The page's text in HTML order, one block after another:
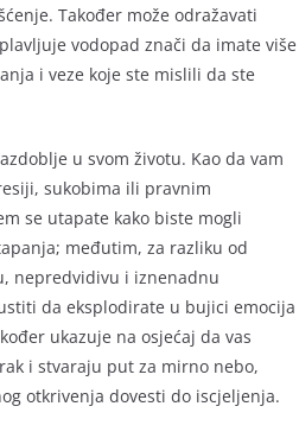
Također može odražavati
vodopad znači da imate više
i veze koje ste mislili da ste
u svom životu. Kao da vam
sukobima ili pravnim
se utapate kako biste mogli
međutim, za razliku od
nepredvidivu i iznenadnu
da eksplodirate u bujici emocija
ukazuje na osjećaj da vas
i stvaraju put za mirno nebo,
otkrivenja dovesti do iscjeljenja.